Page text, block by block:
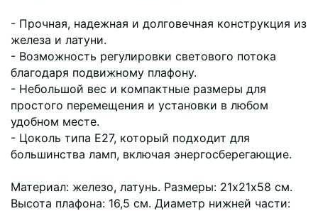
- Прочная, надежная и долговечная конструкция из
железа и латуни.
- Возможность регулировки светового потока
благодаря подвижному плафону.
- Небольшой вес и компактные размеры для
простого перемещения и установки в любом
удобном месте.
- Цоколь типа Е27, который подходит для
большинства ламп, включая энергосберегающие.
Материал: железо, латунь. Размеры: 21х21х58 см.
Высота плафона: 16,5 см. Диаметр нижней части: